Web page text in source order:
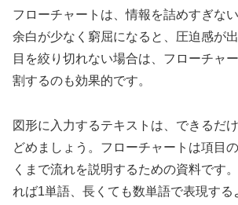
フローチャートは、情報を詰めすぎな
余白が少なく窮屈になると、圧迫感が
目を絞り切れない場合は、フローチャ
割するのも効果的です。
図形に入力するテキストは、できるだ
どめましょう。フローチャートは項目
くまで流れを説明するための資料です
れば1単語、長くても数単語で表現する